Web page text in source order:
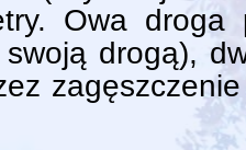
Owa droga
drogą),